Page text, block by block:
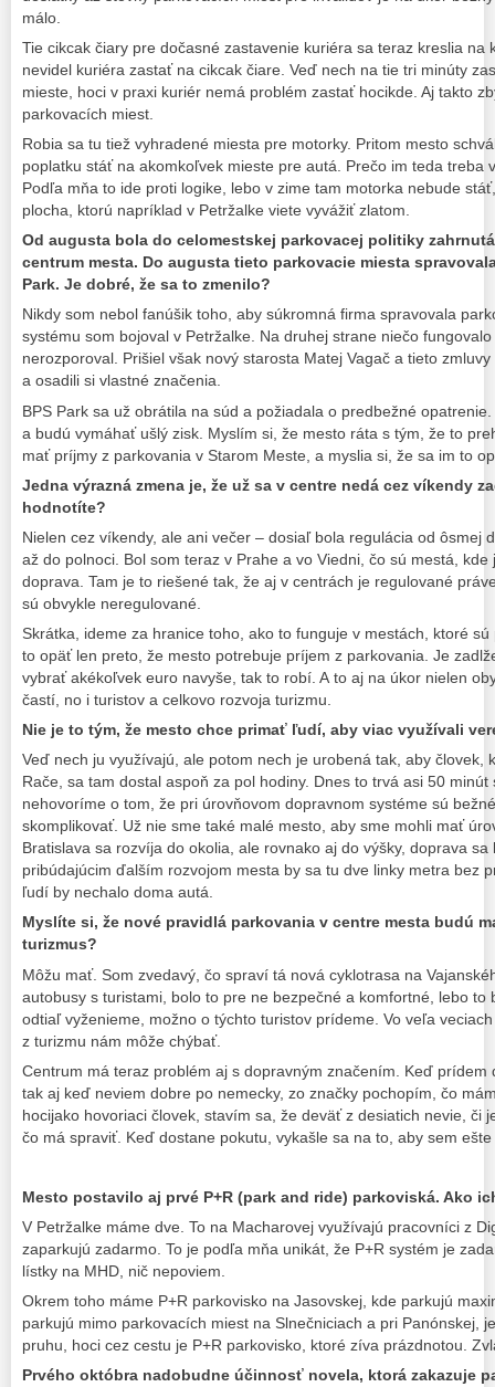
málo.
Tie cikcak čiary pre dočasné zastavenie kuriéra sa teraz kreslia na
nevidel kuriéra zastať na cikcak čiare. Veď nech na tie tri minúty
mieste, hoci v praxi kuriér nemá problém zastať hocikde. Aj takto
parkovacích miest.
Robia sa tu tiež vyhradené miesta pre motorky. Pritom mesto
poplatku stáť na akomkoľvek mieste pre autá. Prečo im teda treba
Podľa mňa to ide proti logike, lebo v zime tam motorka nebude
plocha, ktorú napríklad v Petržalke viete vyvážiť zlatom.
Od augusta bola do celomestskej parkovacej politiky
centrum mesta. Do augusta tieto parkovacie miesta
Park. Je dobré, že sa to zmenilo?
Nikdy som nebol fanúšik toho, aby súkromná firma spravovala
systému som bojoval v Petržalke. Na druhej strane niečo
nerozporoval. Prišiel však nový starosta Matej Vagač a tieto
a osadili si vlastné značenia.
BPS Park sa už obrátila na súd a požiadala o predbežné
a budú vymáhať ušlý zisk. Myslím si, že mesto ráta s tým, že to
mať príjmy z parkovania v Starom Meste, a myslia si, že sa im to
Jedna výrazná zmena je, že už sa v centre nedá cez víkendy
hodnotíte?
Nielen cez víkendy, ale ani večer – dosiaľ bola regulácia od ôsmej
až do polnoci. Bol som teraz v Prahe a vo Viedni, čo sú mestá,
doprava. Tam je to riešené tak, že aj v centrách je regulované
sú obvykle neregulované.
Skrátka, ideme za hranice toho, ako to funguje v mestách, ktoré
to opäť len preto, že mesto potrebuje príjem z parkovania. Je
vybrať akékoľvek euro navyše, tak to robí. A to aj na úkor nielen
častí, no i turistov a celkovo rozvoja turizmu.
Nie je to tým, že mesto chce primať ľudí, aby viac využívali
Veď nech ju využívajú, ale potom nech je urobená tak, aby človek,
Rače, sa tam dostal aspoň za pol hodiny. Dnes to trvá asi 50
nehovoríme o tom, že pri úrovňovom dopravnom systéme sú
skomplikovať. Už nie sme také malé mesto, aby sme mohli mať
Bratislava sa rozvíja do okolia, ale rovnako aj do výšky, doprava
pribúdajúcim ďalším rozvojom mesta by sa tu dve linky metra bez
ľudí by nechalo doma autá.
Myslíte si, že nové pravidlá parkovania v centre mesta budú
turizmus?
Môžu mať. Som zvedavý, čo spraví tá nová cyklotrasa na
autobusy s turistami, bolo to pre ne bezpečné a komfortné, lebo to
odtiaľ vyženieme, možno o týchto turistov prídeme. Vo veľa
z turizmu nám môže chýbať.
Centrum má teraz problém aj s dopravným značením. Keď prídem
tak aj keď neviem dobre po nemecky, zo značky pochopím, čo
hocijako hovoriaci človek, stavím sa, že deväť z desiatich nevie, či
čo má spraviť. Keď dostane pokutu, vykašle sa na to, aby sem
Mesto postavilo aj prvé P+R (park and ride) parkoviská. Ako
V Petržalke máme dve. To na Macharovej využívajú pracovníci z
zaparkujú zadarmo. To je podľa mňa unikát, že P+R systém je
lístky na MHD, nič nepoviem.
Okrem toho máme P+R parkovisko na Jasovskej, kde parkujú
parkujú mimo parkovacích miest na Slnečniciach a pri Panónskej,
pruhu, hoci cez cestu je P+R parkovisko, ktoré zíva prázdnotou.
Prvého októbra nadobudne účinnosť novela, ktorá zakazuje